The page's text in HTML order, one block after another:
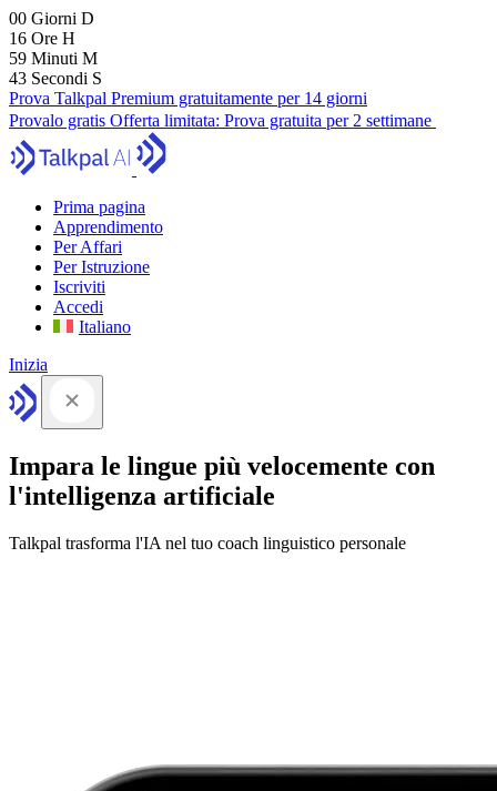
00 Giorni D
16 Ore H
59 Minuti M
41 Secondi S
Prova Talkpal Premium gratuitamente per 14 giorni
Provalo gratis Offerta limitata: Prova gratuita per 2 settimane
Prima pagina
Apprendimento
Per Affari
Per Istruzione
Iscriviti
Accedi
Italiano
Inizia
Impara le lingue più velocemente con
l'intelligenza artificiale
Talkpal trasforma l'IA nel tuo coach linguistico personale